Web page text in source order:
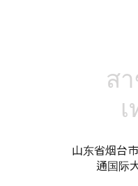
ส
山东省烟台
通国际